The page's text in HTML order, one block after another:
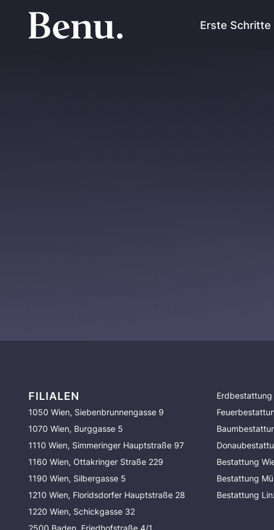
Erste Schritte
FILIALEN
1050 Wien, Siebenbrunnengasse 9
1070 Wien, Burggasse 5
1110 Wien, Simmeringer Hauptstraße 97
1160 Wien, Ottakringer Straße 229
1190 Wien, Silbergasse 5
1210 Wien, Floridsdorfer Hauptstraße 28
1220 Wien, Schickgasse 32
2500 Baden, Friedhofstraße 4/1
Erdbestattung
Bestattung
Bestattung
Bestattung